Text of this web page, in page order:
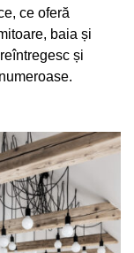
ce oferă
baia și
și